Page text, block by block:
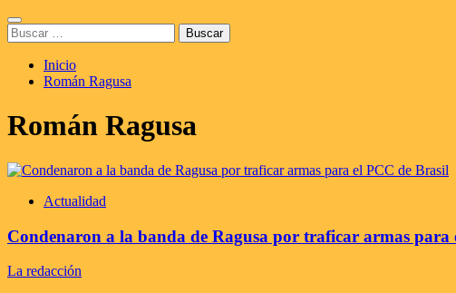
Saltar
al
contenido
Menú
principal
Buscar:
Inicio
Román Ragusa
Román Ragusa
Actualidad
Condenaron a la banda de Ragusa por traficar armas
La redacción